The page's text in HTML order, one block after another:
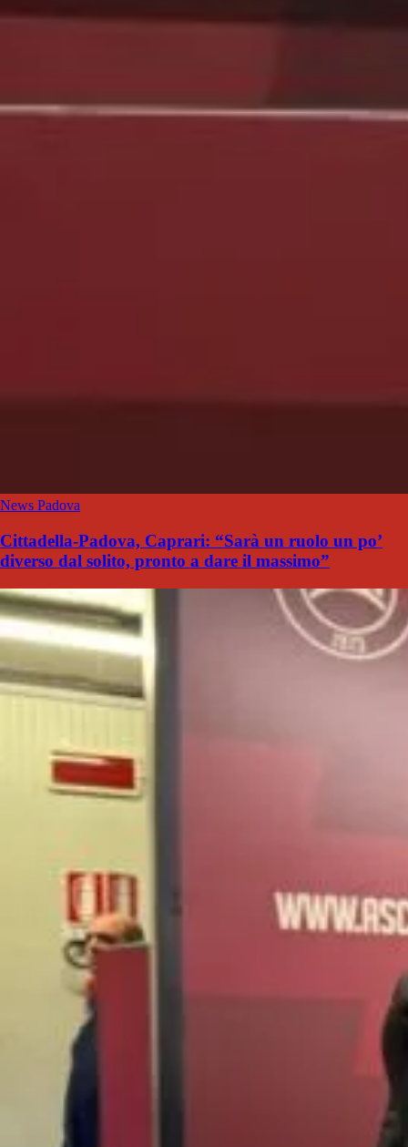
News Padova
Cittadella-Padova, Caprari: “Sarà un ruolo un po’
diverso dal solito, pronto a dare il massimo”